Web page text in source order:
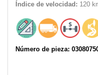
Índice de velocidad: 120
Número de pieza: